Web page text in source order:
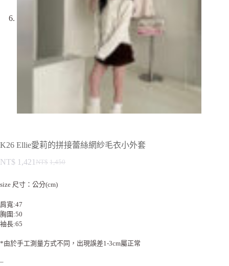
K26 Ellie愛莉的拼接蕾絲網紗毛衣小外套
NT$ 1,450
NT$ 1,421
size 尺寸：公分(cm)
肩寬:47
胸圍:50
袖長:65
*由於手工測量方式不同，出現誤差1-3cm屬正常
–